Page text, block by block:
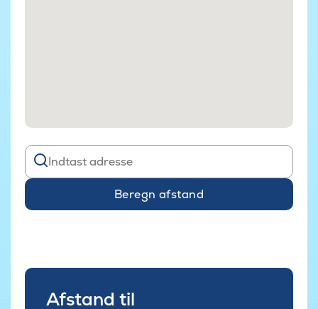
Beregn afstand
Afstand til